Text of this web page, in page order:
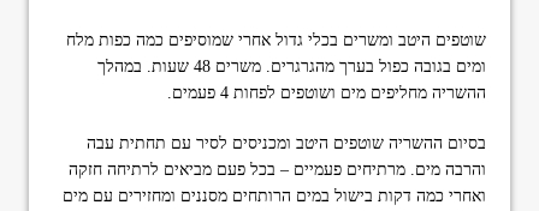
שוטפים היטב ומשרים בכלי גדול אחרי שמוסיפים כמה כפות מלח
ומים בגובה כפול בערך מהגרגרים. משרים 48 שעות. במהלך
ההשריה מחליפים מים ושוטפים לפחות 4 פעמים.
בסיום ההשריה שוטפים היטב ומכניסים לסיר עם תחתית עבה
והרבה מים. מרתיחים פעמיים – בכל פעם מביאים לרתיחה חזקה
ואחרי כמה דקות בישול במים הרותחים מסננים ומחזירים עם מים